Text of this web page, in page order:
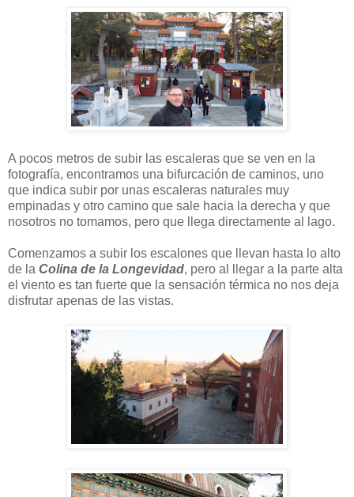
A pocos metros de subir las escaleras que se ven en la
fotografía, encontramos una bifurcación de caminos, uno
que indica subir por unas escaleras naturales muy
empinadas y otro camino que sale hacia la derecha y que
nosotros no tomamos, pero que llega directamente al lago.
Comenzamos a subir los escalones que llevan hasta lo alto
de la Colina de la Longevidad, pero al llegar a la parte alta
el viento es tan fuerte que la sensación térmica no nos deja
disfrutar apenas de las vistas.